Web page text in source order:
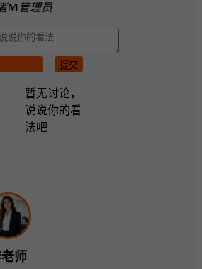
M管理员
提交
暂无讨论，
说说你的看
法吧
师